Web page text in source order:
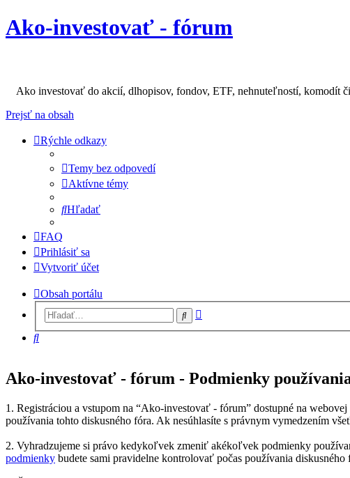
Ako-investovať - fórum
Ako investovať do akcií, dlhopisov, fondov, ETF, nehnuteľností, komodít
Prejsť na obsah
Rýchle odkazy
Temy bez odpovedí
Aktívne témy
Hľadať
FAQ
Prihlásiť sa
Vytvoriť účet
Obsah portálu
Hľadať
Hľadať
Ako-investovať - fórum - Podmienky
1. Registráciou a vstupom na “Ako-investovať - fórum” dostupné na
používania tohto diskusného fóra. Ak nesúhlasíte s právnym vymedzením
2. Vyhradzujeme si právo kedykoľvek zmeniť akékoľvek podmienky
podmienky budete sami pravidelne kontrolovať počas používania